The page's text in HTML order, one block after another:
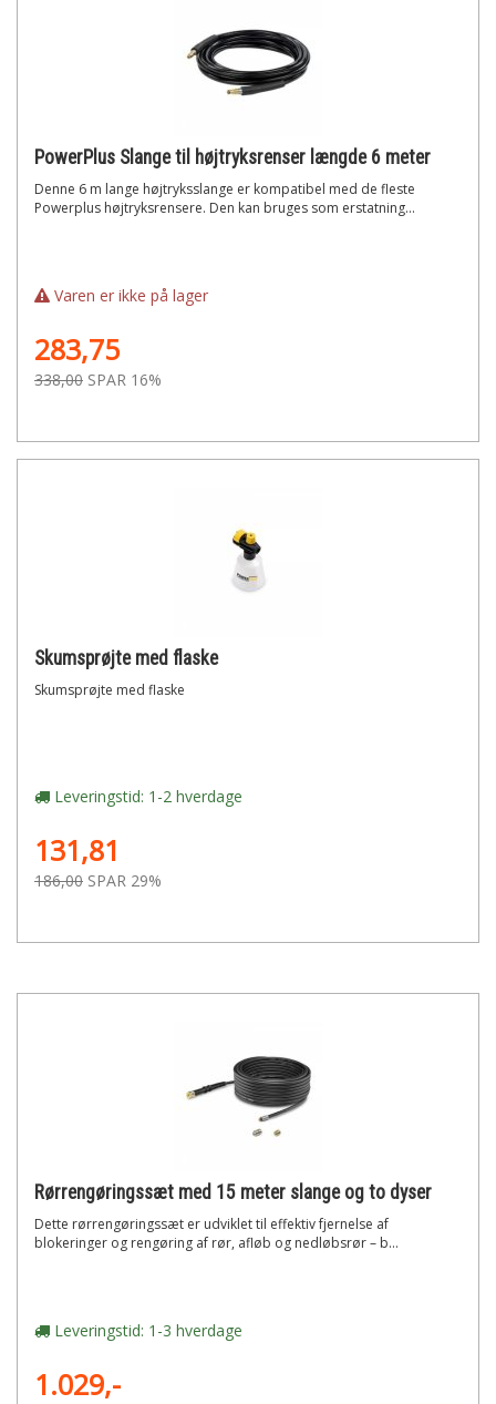
PowerPlus Slange til højtryksrenser længde 6 meter
Denne 6 m lange højtryksslange er kompatibel med de fleste
Powerplus højtryksrensere. Den kan bruges som erstatning...
Varen er ikke på lager
283,75
338,00 SPAR 16%
Skumsprøjte med flaske
Skumsprøjte med flaske
Leveringstid: 1-2 hverdage
131,81
186,00 SPAR 29%
Rørrengøringssæt med 15 meter slange og to dyser
Dette rørrengøringssæt er udviklet til effektiv fjernelse af
blokeringer og rengøring af rør, afløb og nedløbsrør – b...
Leveringstid: 1-3 hverdage
1.029,-